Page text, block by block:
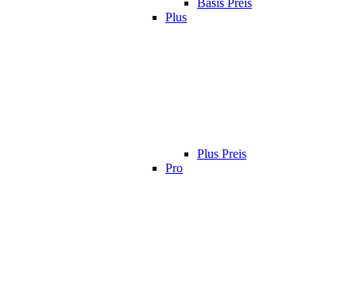
Basis Preis
Plus
Plus Preis
Pro